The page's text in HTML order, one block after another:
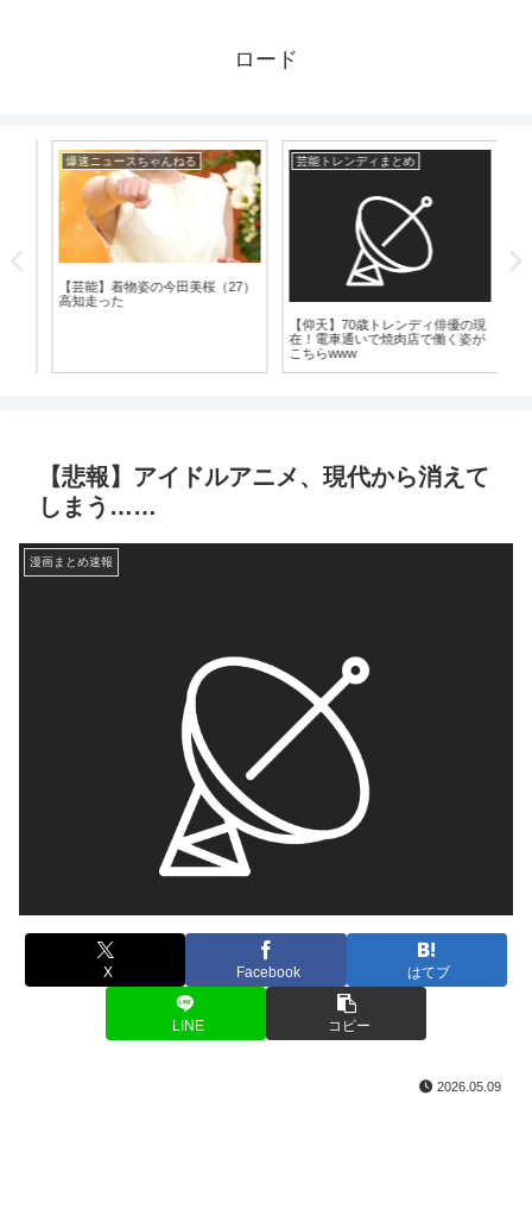
ロード
爆速ニュースちゃんねる
【芸能】着物姿の今田美桜（27）
高知走った
芸能トレンディまとめ
【仰天】70歳トレンディ俳優の現
在！電車通いで焼肉店で働く姿が
こちらwww
【悲報】アイドルアニメ、現代から消えて
しまう……
漫画まとめ速報
X Facebook はてブ
LINE コピー
2026.05.09